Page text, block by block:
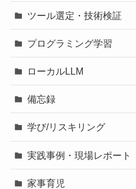
ツール選定・技術検証
プログラミング学習
ローカルLLM
備忘録
学び/リスキリング
実践事例・現場レポート
家事育児